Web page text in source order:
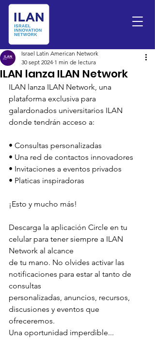
ILAN lanza ILAN Network
Israel Latin American Network
30 sept 2024 1 min de lectura
ILAN lanza ILAN Network, una
plataforma exclusiva para
galardonados universitarios ILAN
donde tendrán acceso a:
• Consultas personalizadas
• Una red de contactos innovadores
• Invitaciones a eventos privados
• Platicas inspiradoras
¡Esto y mucho más!
Descarga la aplicación Circle en tu
celular para tener siempre a ILAN
Network al alcance
de tu mano. No olvides activar las
notificaciones para estar al tanto de
consultas
personalizadas, anuncios, recursos,
discusiones y eventos que
ofreceremos.
Una oportunidad imperdible...